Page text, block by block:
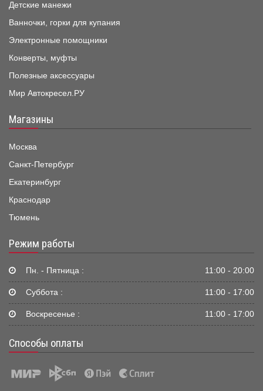
Детские манежи
Ванночки, горки для купания
Электронные помощники
Конверты, муфты
Полезные аксессуары
Мир Автокресел.РУ
Магазины
Москва
Санкт-Петербург
Екатеринбург
Краснодар
Тюмень
Режим работы
Пн. - Пятница : 11:00 - 20:00
Суббота : 11:00 - 17:00
Воскресенье : 11:00 - 17:00
Способы оплаты